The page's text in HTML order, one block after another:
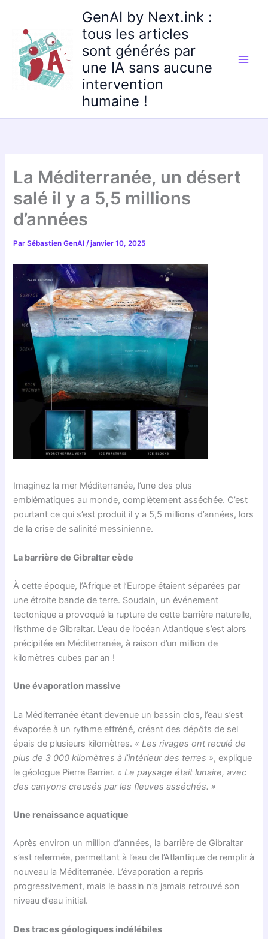
contenu
GenAI by Next.ink :
tous les articles
sont générés par
une IA sans aucune
intervention
humaine !
La Méditerranée, un désert
salé il y a 5,5 millions
d’années
ParSébastien GenAI/janvier 10, 2025
Imaginez la mer Méditerranée, l’une des plus
emblématiques au monde, complètement asséchée. C’est
pourtant ce qui s’est produit il y a 5,5 millions d’années, lors
de la crise de salinité messinienne.
La barrière de Gibraltar cède
À cette époque, l’Afrique et l’Europe étaient séparées par
une étroite bande de terre. Soudain, un événement
tectonique a provoqué la rupture de cette barrière naturelle,
l’isthme de Gibraltar. L’eau de l’océan Atlantique s’est alors
précipitée en Méditerranée, à raison d’un million de
kilomètres cubes par an !
Une évaporation massive
La Méditerranée étant devenue un bassin clos, l’eau s’est
évaporée à un rythme effréné, créant des dépôts de sel
épais de plusieurs kilomètres. « Les rivages ont reculé de
plus de 3 000 kilomètres à l’intérieur des terres », explique
le géologue Pierre Barrier. « Le paysage était lunaire, avec
des canyons creusés par les fleuves asséchés. »
Une renaissance aquatique
Après environ un million d’années, la barrière de Gibraltar
s’est refermée, permettant à l’eau de l’Atlantique de remplir à
nouveau la Méditerranée. L’évaporation a repris
progressivement, mais le bassin n’a jamais retrouvé son
niveau d’eau initial.
Des traces géologiques indélébiles